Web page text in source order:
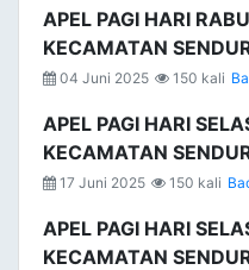
APEL PAGI HARI
KECAMATAN
04 Juni 2025 150 kali
APEL PAGI HARI
KECAMATAN
17 Juni 2025 150 kali
APEL PAGI HARI
KECAMATAN